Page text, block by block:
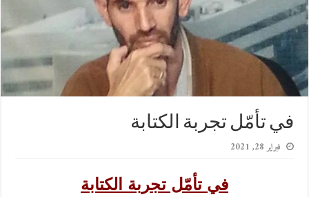
في تأمّل تجربة الكتابة
فبراير 28, 2021
في تأمّل تجربة الكتابة